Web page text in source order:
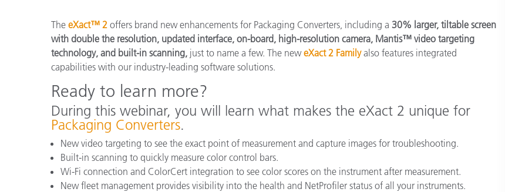
Carta
Materiali per l’edilizia
The eXact™ 2 offers brand new enhancements for Packaging Converters, including a 30% larger, tiltable screen
with double the resolution, updated interface, on-board, high-resolution camera, Mantis™ video targeting
technology, and built-in scanning, just to name a few. The neweXact 2 Familyalso features integrated
capabilities with our industry-leading software solutions.
Ready to learn more?
During this webinar, you will learn what makes the eXact 2 unique for
Packaging Converters.
New video targeting to see the exact point of measurement and capture images for troubleshooting.
Built-in scanning to quickly measure color control bars.
Wi-Fi connection and ColorCert integration to see color scores on the instrument after measurement.
New fleet management provides visibility into the health and NetProfiler status of all your instruments.